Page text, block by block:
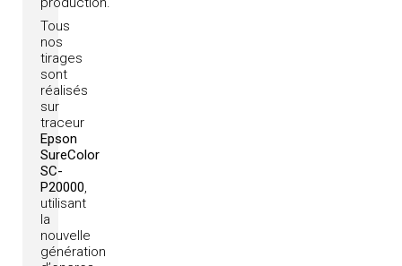
Tous
nos
tirages
sont
réalisés
sur
traceur
Epson
SureColor
SC-
P20000,
utilisant
la
nouvelle
génération